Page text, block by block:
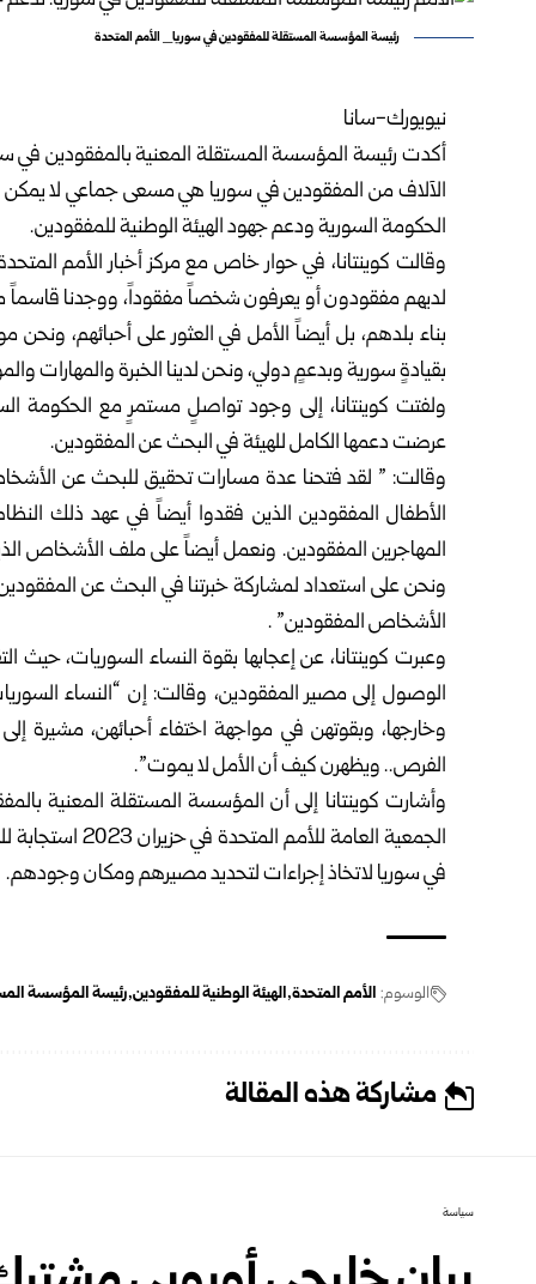
رئيسة المؤسسة المستقلة للمفقودين في سوريا_ الأمم المتحدة
نيويورك-سانا
أكدت رئيسة المؤسسة المستقلة المعنية بالمفقودين في
الآلاف من المفقودين في سوريا هي مسعى جماعي لا يمكن
الحكومة السورية ودعم جهود الهيئة الوطنية للمفقودين.
وقالت كوينتانا، في حوار خاص مع مركز أخبار الأمم
لديهم مفقودون أو يعرفون شخصاً مفقوداً، ووجدنا قاسماً
بناء بلدهم، بل أيضاً الأمل في العثور على أحبائهم،
بقيادةٍ سورية وبدعمٍ دولي، ونحن لدينا الخبرة والمهارات
ولفتت كوينتانا، إلى وجود تواصلٍ مستمرٍ مع الحكومة
عرضت دعمها الكامل للهيئة في البحث عن المفقودين.
وقالت: ” لقد فتحنا عدة مسارات تحقيق للبحث عن
الأطفال المفقودين الذين فقدوا أيضاً في عهد ذلك
المهاجرين المفقودين. ونعمل أيضاً على ملف الأشخاص
ونحن على استعداد لمشاركة خبرتنا في البحث عن
الأشخاص المفقودين” .
وعبرت كوينتانا، عن إعجابها بقوة النساء السوريات،
الوصول إلى مصير المفقودين، وقالت: إن “النساء
وخارجها، وبقوتهن في مواجهة اختفاء أحبائهن، مشيرة
الفرص.. ويظهرن كيف أن الأمل لا يموت”.
وأشارت كوينتانا إلى أن المؤسسة المستقلة المعنية
الجمعية
في سوريا لاتخاذ إجراءات لتحديد مصيرهم ومكان وجودهم.
الوسوم: الأمم المتحدة الهيئة الوطنية للمفقودين رئيسة المؤسسة
مشاركة هذه المقالة
سياسة